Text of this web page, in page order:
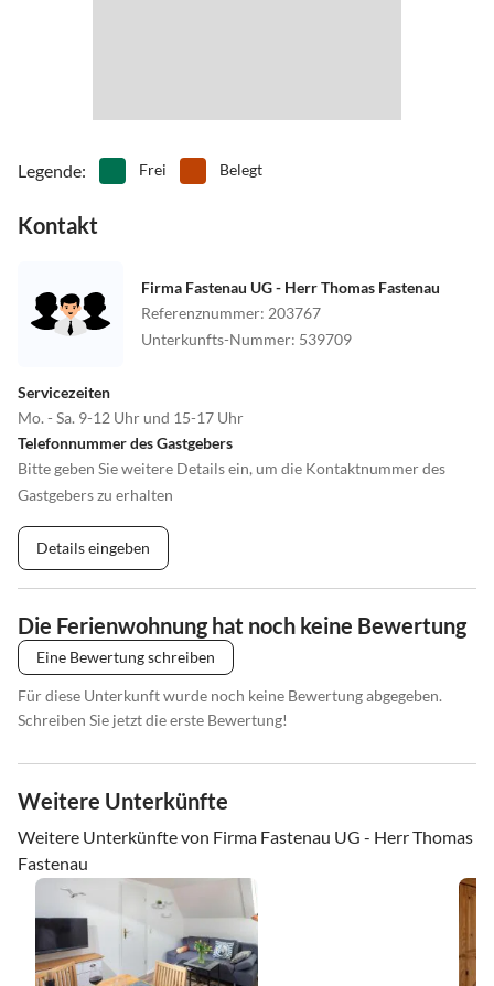
Legende: Frei Belegt
Kontakt
Firma Fastenau UG - Herr Thomas Fastenau
Referenznummer: 203767
Unterkunfts-Nummer: 539709
Servicezeiten
Mo. - Sa. 9-12 Uhr und 15-17 Uhr
Telefonnummer des Gastgebers
Bitte geben Sie weitere Details ein, um die Kontaktnummer des
Gastgebers zu erhalten
Details eingeben
Die Ferienwohnung hat noch keine Bewertung
Eine Bewertung schreiben
Für diese Unterkunft wurde noch keine Bewertung abgegeben.
Schreiben Sie jetzt die erste Bewertung!
Weitere Unterkünfte
Weitere Unterkünfte von Firma Fastenau UG - Herr Thomas
Fastenau